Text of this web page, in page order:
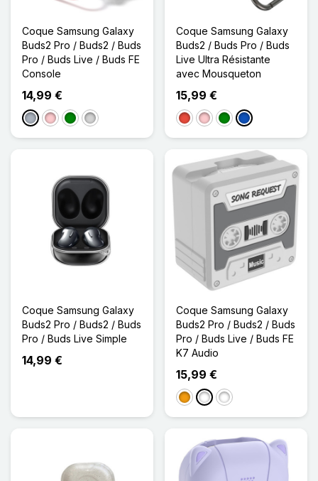
Coque Samsung Galaxy
Buds2 Pro / Buds2 / Buds
Pro / Buds Live / Buds FE
Console
14,99 €
Gris RoseVertGris clair
Coque Samsung Galaxy
Buds2 / Buds Pro / Buds
Live Ultra Résistante
avec Mousqueton
15,99 €
RougeRoseVertSaphir
Coque Samsung Galaxy
Buds2 Pro / Buds2 / Buds
Pro / Buds Live Simple
14,99 €
Coque Samsung Galaxy
Buds2 Pro / Buds2 / Buds
Pro / Buds Live / Buds FE
K7 Audio
15,99 €
OrangeGris ClairGris Foncé